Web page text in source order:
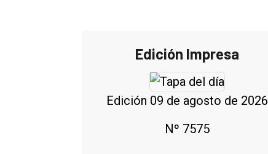
Edición Impresa
Edición 09 de agosto de 2026
Nº 7575